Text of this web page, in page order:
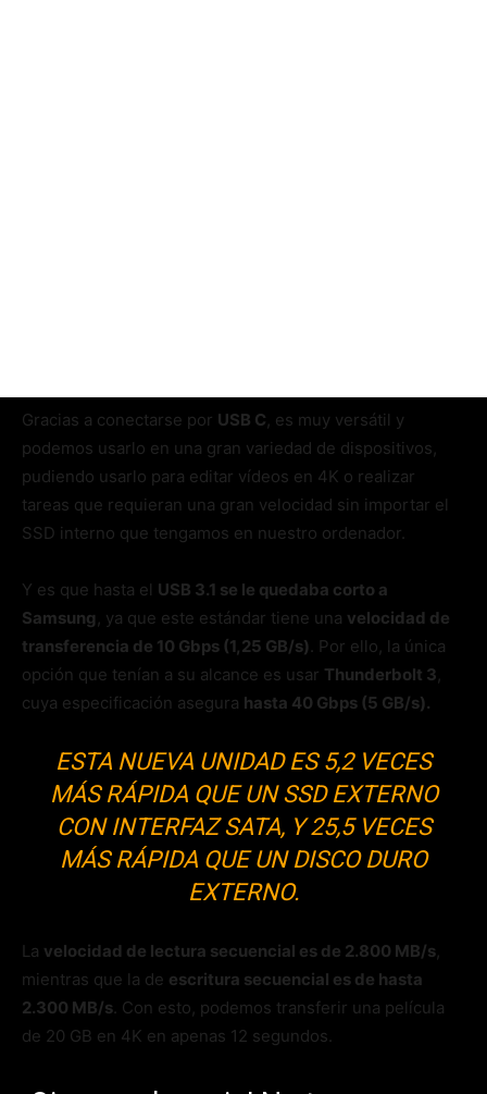
Gracias a conectarse por USB C, es muy versátil y
podemos usarlo en una gran variedad de dispositivos,
pudiendo usarlo para editar vídeos en 4K o realizar
tareas que requieran una gran velocidad sin importar el
SSD interno que tengamos en nuestro ordenador.
Y es que hasta el USB 3.1 se le quedaba corto a
Samsung , ya que este estándar tiene una velocidad de
transferencia de 10 Gbps (1,25 GB/s). Por ello, la única
opción que tenían a su alcance es usar Thunderbolt 3,
cuya especificación asegura hasta 40 Gbps (5 GB/s).
ESTA NUEVA UNIDAD ES 5,2 VECES
MÁS RÁPIDA QUE UN SSD EXTERNO
CON INTERFAZ SATA, Y 25,5 VECES
MÁS RÁPIDA QUE UN DISCO DURO
EXTERNO.
La velocidad de lectura secuencial es de 2.800 MB/s,
mientras que la de escritura secuencial es de hasta
2.300 MB/s. Con esto, podemos transferir una película
de 20 GB en 4K en apenas 12 segundos.